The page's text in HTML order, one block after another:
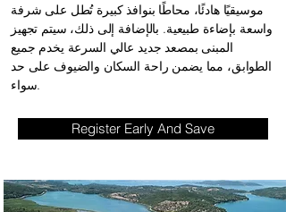
موسيقيًا هادئًا، محاطًا بنوافذ كبيرة تُطل على شرفة
واسعة بإضاءة طبيعية. بالإضافة إلى ذلك، سيتم تجهيز
المبنى بمصعد جديد عالي السرعة يخدم جميع
الطوابق، مما يضمن راحة السكان والضيوف على حد
سواء.
Register Early And Save